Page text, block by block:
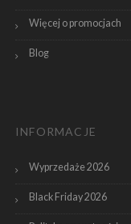
Więcej o promocjach
Blog
INFORMACJE
Wyprzedaże 2026
Black Friday 2026